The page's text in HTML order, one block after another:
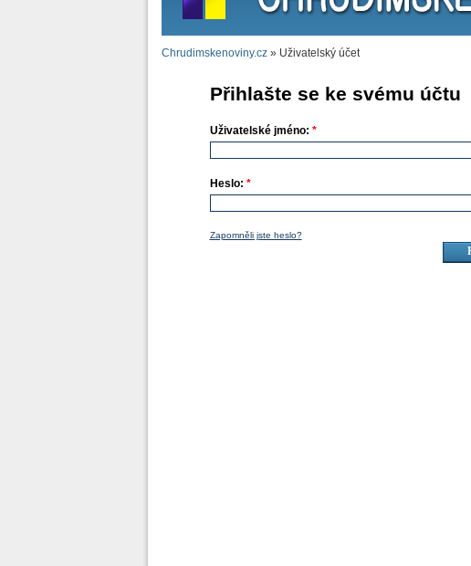
Chrudimskenoviny.cz » Uživatelský účet
Přihlašte se ke svému účtu
Uživatelské jméno: *
Heslo: *
Zapomněli jste heslo?